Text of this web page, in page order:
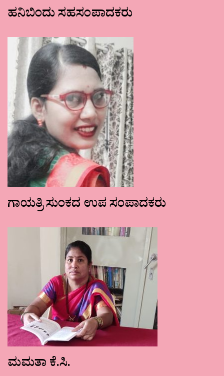
ಹನಿಬಿಂದು ಸಹಸಂಪಾದಕರು
ಗಾಯತ್ರಿ ಸುಂಕದ ಉಪ ಸಂಪಾದಕರು
ಮಮತಾ ಕೆ.ಸಿ.